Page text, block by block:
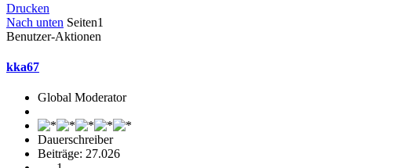
Drucken
Nach unten Seiten1
Benutzer-Aktionen
kka67
Global Moderator
Dauerschreiber
Beiträge: 27.026